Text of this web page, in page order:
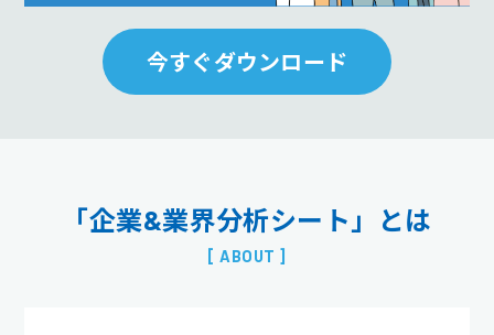
今すぐダウンロード
「企業&業界分析シート」とは
[ ABOUT ]